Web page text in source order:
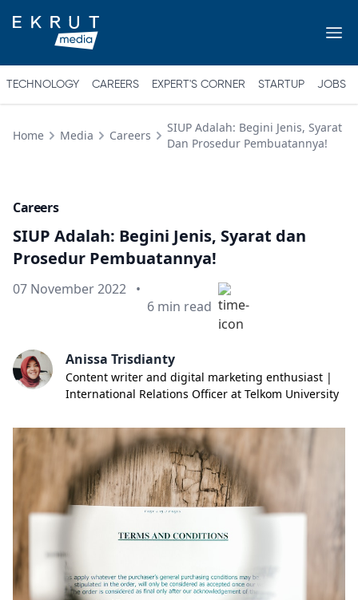
TECHNOLOGY CAREERS EXPERT'S CORNER STARTUP JOBS
Home Media Careers
SIUP Adalah: Begini Jenis, Syarat
Dan Prosedur Pembuatannya!
Careers
SIUP Adalah: Begini Jenis, Syarat dan
Prosedur Pembuatannya!
Published on
07 November 2022 •
Min read
6 min read
Anissa Trisdianty
Content writer and digital marketing enthusiast |
International Relations Officer at Telkom University